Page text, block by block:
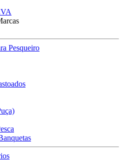
Pesqueiro